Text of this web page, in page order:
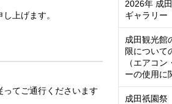
上げます。
てご通行くださいます
2026年 成
ギャラリー
成田観光館
限について
（エアコ
ーの使用に
成田祇園